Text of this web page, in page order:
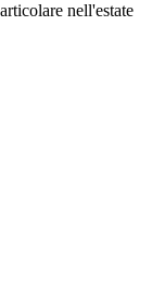
nell'estate